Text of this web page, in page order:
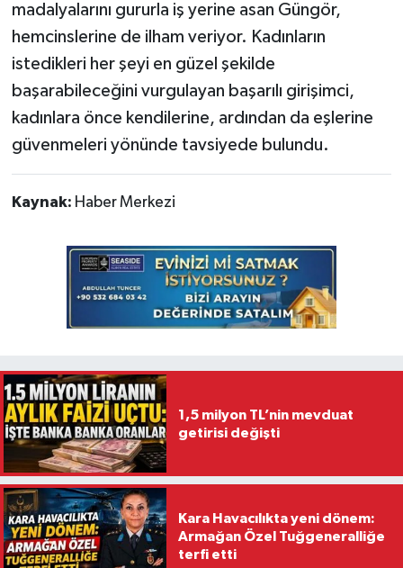
madalyalarını gururla iş yerine asan Güngör,
hemcinslerine de ilham veriyor. Kadınların
istedikleri her şeyi en güzel şekilde
başarabileceğini vurgulayan başarılı girişimci,
kadınlara önce kendilerine, ardından da eşlerine
güvenmeleri yönünde tavsiyede bulundu.
Kaynak: Haber Merkezi
1,5 milyon TL’nin mevduat
getirisi değişti
Kara Havacılıkta yeni dönem:
Armağan Özel Tuğgeneralliğe
terfi etti